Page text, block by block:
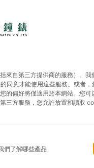
展示據點 預約鑑賞
來自第三方提供商的服務）。我
同意才能使用這些服務。或者，
的偏好將僅適用於本網站。您可
三方服務，您允許放置和讀取
們了解哪些產品